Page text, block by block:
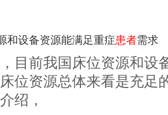
和设备资源能满足重症患者需求
目前我国床位资源和设
位资源总体来看是充足
绍，